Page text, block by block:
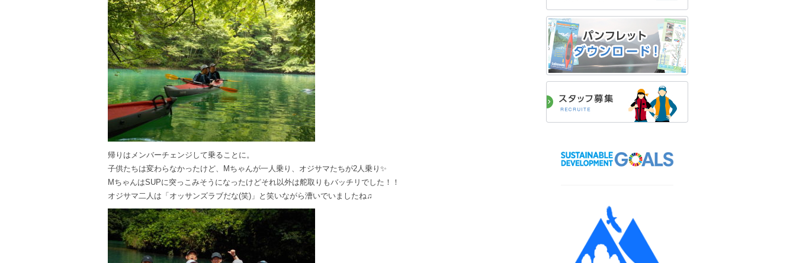
帰りはメンバーチェンジして乗ることに。
子供たちは変わらなかったけど、Mちゃんが一人乗り、オジサマたちが2人乗り✨
MちゃんはSUPに突っこみそうになったけどそれ以外は舵取りもバッチリでした！！
オジサマ二人は「オッサンズラブだな(笑)」と笑いながら漕いでいましたね♫